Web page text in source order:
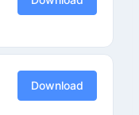
Download